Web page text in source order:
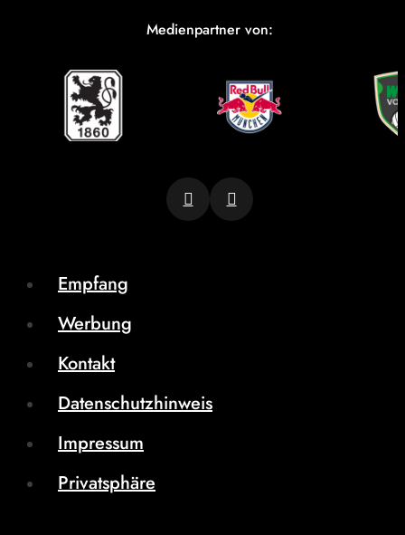
Medienpartner von:
Empfang
Werbung
Kontakt
Datenschutzhinweis
Impressum
Privatsphäre